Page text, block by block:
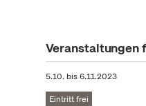
Veranstaltungen
5.10. bis6.11.2023
Eintritt frei